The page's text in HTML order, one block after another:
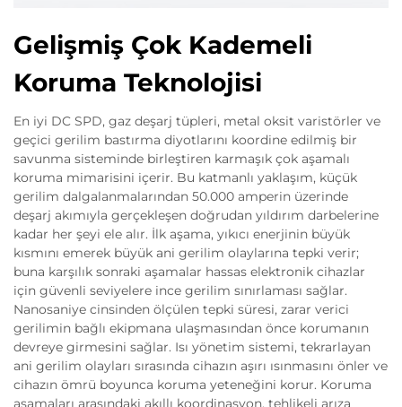
Gelişmiş Çok Kademeli
Koruma Teknolojisi
En iyi DC SPD, gaz deşarj tüpleri, metal oksit varistörler ve
geçici gerilim bastırma diyotlarını koordine edilmiş bir
savunma sisteminde birleştiren karmaşık çok aşamalı
koruma mimarisini içerir. Bu katmanlı yaklaşım, küçük
gerilim dalgalanmalarından 50.000 amperin üzerinde
deşarj akımıyla gerçekleşen doğrudan yıldırım darbelerine
kadar her şeyi ele alır. İlk aşama, yıkıcı enerjinin büyük
kısmını emerek büyük ani gerilim olaylarına tepki verir;
buna karşılık sonraki aşamalar hassas elektronik cihazlar
için güvenli seviyelere ince gerilim sınırlaması sağlar.
Nanosaniye cinsinden ölçülen tepki süresi, zarar verici
gerilimin bağlı ekipmana ulaşmasından önce korumanın
devreye girmesini sağlar. Isı yönetim sistemi, tekrarlayan
ani gerilim olayları sırasında cihazın aşırı ısınmasını önler ve
cihazın ömrü boyunca koruma yeteneğini korur. Koruma
aşamaları arasındaki akıllı koordinasyon, tehlikeli arıza